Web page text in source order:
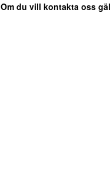
Om du vill kontakta oss